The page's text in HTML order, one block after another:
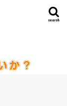
search